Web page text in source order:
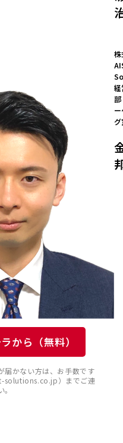
から（無料）
かない方は、お手数です
solutions.co.jp）までご連